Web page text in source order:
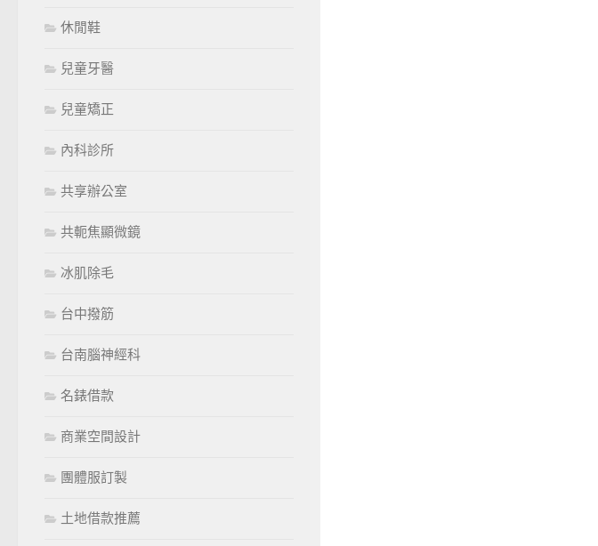
休閒鞋
兒童牙醫
兒童矯正
內科診所
共享辦公室
共軛焦顯微鏡
冰肌除毛
台中撥筋
台南腦神經科
名錶借款
商業空間設計
團體服訂製
土地借款推薦